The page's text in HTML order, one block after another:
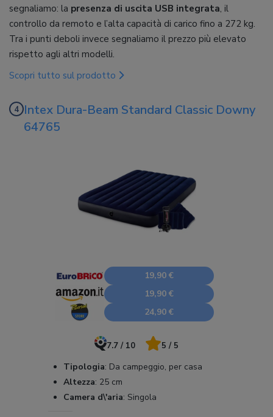
segnaliamo: la presenza di uscita USB integrata, il
controllo da remoto e l’alta capacità di carico fino a 272 kg.
Tra i punti deboli invece segnaliamo il prezzo più elevato
rispetto agli altri modelli.
Scopri tutto sul prodotto
Intex Dura-Beam Standard Classic Downy
64765
19,90 €
19,90 €
24,90 €
7.7 / 10 5 / 5
Tipologia: Da campeggio, per casa
Altezza: 25 cm
Camera d\'aria: Singola